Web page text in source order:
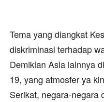
Tema yang diangkat
diskriminasi terhadap
Demikian Asia lainnya
19, yang atmosfer ya
Serikat, negara-negara